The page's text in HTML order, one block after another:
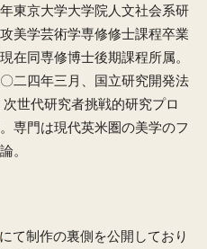
東京大学大学院人文社会系研
美学芸術学専修修士課程卒業
在同専修博士後期課程所属。
二四年三月、国立研究開発法
世代研究者挑戦的研究プロ
専門は現代英米圏の美学のフ
。
にて制作の裏側を公開しており